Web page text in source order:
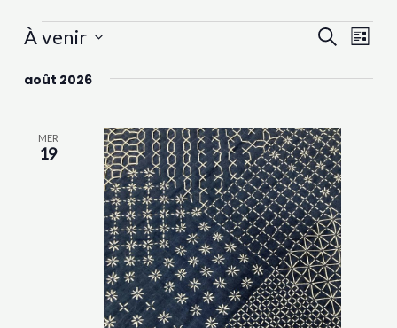
vues
Recherche
Liste
À venir
une
août 2026
MER
19